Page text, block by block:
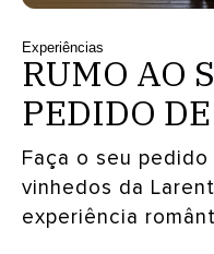
Experiências
RUMO AO
PEDIDO
Faça o seu
vinhedos da
experiência